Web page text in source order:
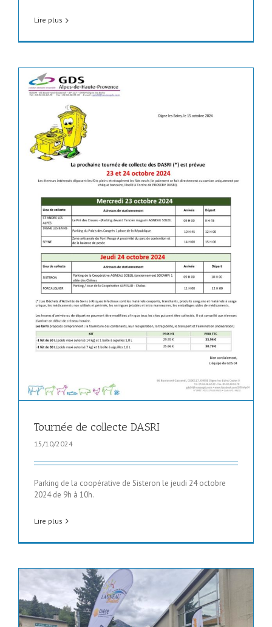
Lire plus
Tournée de collecte DASRI
15/10/2024
Parking de la coopérative de Sisteron le jeudi 24 octobre
2024 de 9h à 10h.
Lire plus